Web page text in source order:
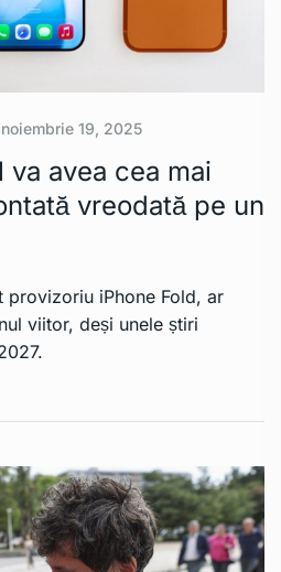
noiembrie 19, 2025
avea cea mai
vreodată pe un
provizoriu iPhone Fold, ar
viitor, deși unele știri